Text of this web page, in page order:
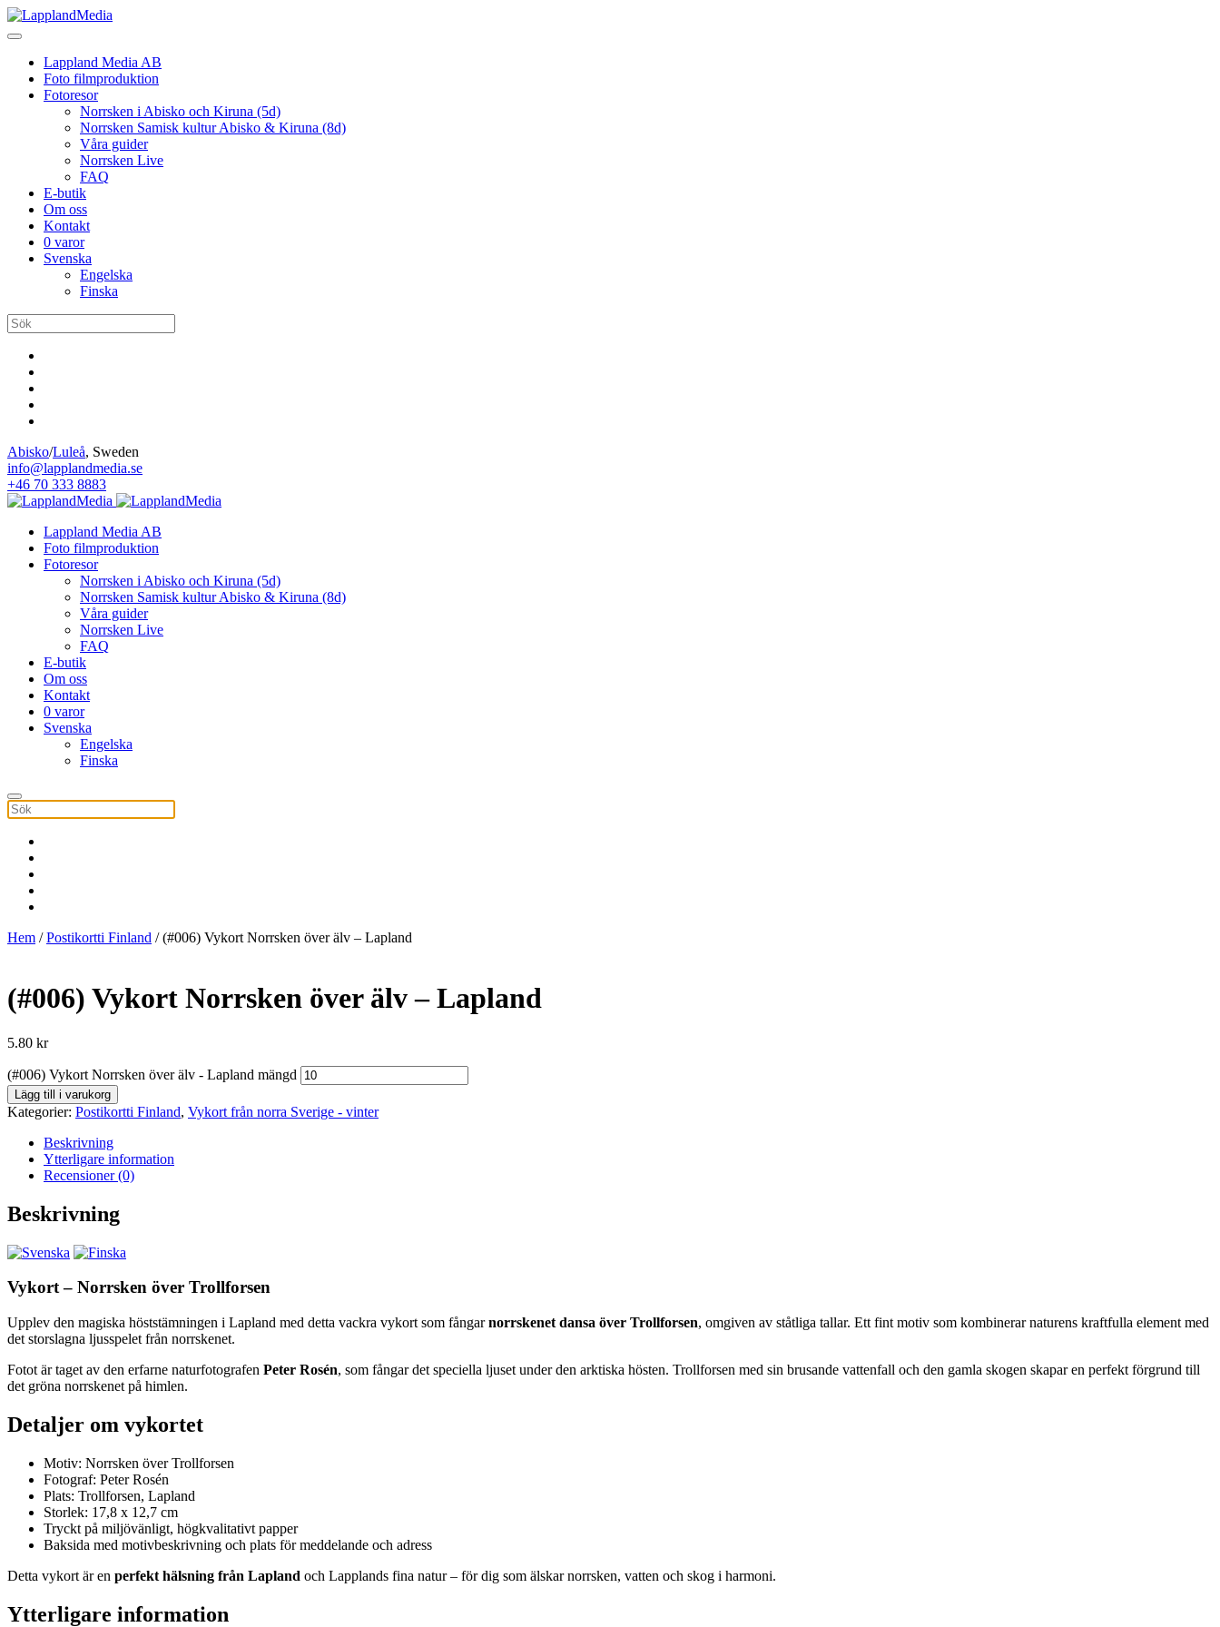
Lappland Media AB
Foto filmproduktion
Fotoresor
Norrsken i Abisko och Kiruna (5d)
Norrsken Samisk kultur Abisko & Kiruna (8d)
Våra guider
Norrsken Live
FAQ
E-butik
Om oss
Kontakt
0 varor
Svenska
Engelska
Finska
Abisko/Luleå, Sweden
info@lapplandmedia.se
+46 70 333 8883
Lappland Media AB
Foto filmproduktion
Fotoresor
Norrsken i Abisko och Kiruna (5d)
Norrsken Samisk kultur Abisko & Kiruna (8d)
Våra guider
Norrsken Live
FAQ
E-butik
Om oss
Kontakt
0 varor
Svenska
Engelska
Finska
Hem /Postikortti Finland / (#006) Vykort Norrsken över älv – Lapland
(#006) Vykort Norrsken över älv – Lapland
5.80 kr
(#006) Vykort Norrsken över älv - Lapland mängd
Lägg till i varukorg
Kategorier: Postikortti Finland, Vykort från norra Sverige - vinter
Beskrivning
Ytterligare information
Recensioner (0)
Beskrivning
Vykort – Norrsken över Trollforsen
Upplev den magiska höststämningen i Lapland med detta vackra vykort som fångarnorrskenet dansa över Trollforsen, omgiven av ståtliga tallar. Ett fint motiv som kombinerar naturens kraftfulla element med
det storslagna ljusspelet från norrskenet.
Fotot är taget av den erfarne naturfotografen Peter Rosén, som fångar det speciella ljuset under den arktiska hösten. Trollforsen med sin brusande vattenfall och den gamla skogen skapar en perfekt förgrund till
det gröna norrskenet på himlen.
Detaljer om vykortet
Motiv: Norrsken över Trollforsen
Fotograf: Peter Rosén
Plats: Trollforsen, Lapland
Storlek: 17,8 x 12,7 cm
Tryckt på miljövänligt, högkvalitativt papper
Baksida med motivbeskrivning och plats för meddelande och adress
Detta vykort är en perfekt hälsning från Lapland och Lapplands fina natur – för dig som älskar norrsken, vatten och skog i harmoni.
Ytterligare information